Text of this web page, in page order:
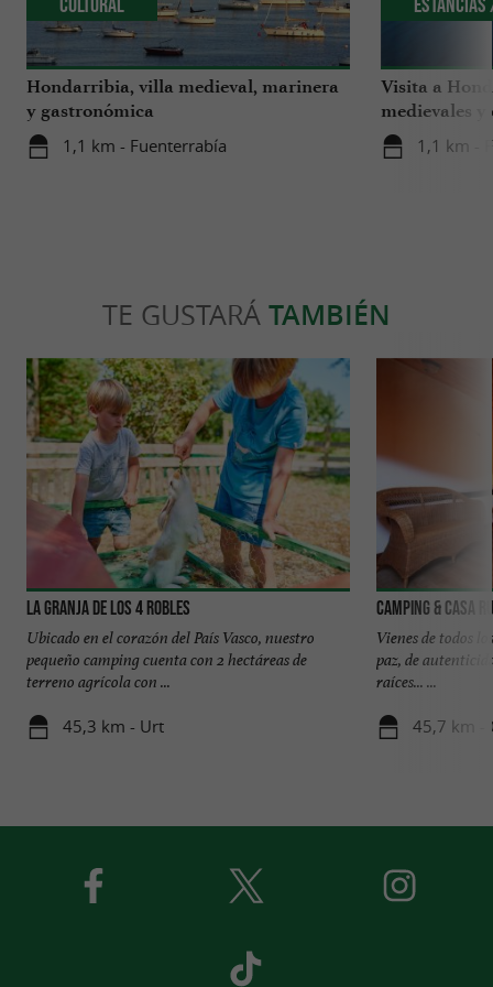
Hondarribia, villa medieval, marinera
y gastronómica
1,1 km - Fuenterrabía
Cultural
Visita a
medievales y
encanto!
1,1 km -
Estancias
TE GUSTARÁ TAMBIÉN
La granja de los 4 robles
Ubicado en el corazón del País Vasco, nuestro
pequeño camping cuenta con 2 hectáreas de
terreno agrícola con ...
45,3 km - Urt
Camping & Casa
Vienes de todos
paz, de
raíces... ...
45,7 km -